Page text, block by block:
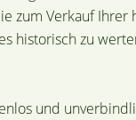
zum Verkauf Ihrer
historisch zu
und